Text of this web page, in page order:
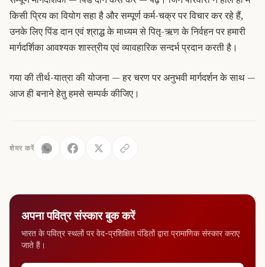
किसी प्रिय का वियोग सहा है और सम्पूर्ण कर्म-चक्र पर विचार कर रहे हैं,
उनके लिएपिंड दान एवं श्राद्ध के माध्यम से पितृ-ऋण के निर्वहनपर हमारी
मार्गदर्शिका आवश्यक शास्त्रीय एवं व्यावहारिक सन्दर्भ प्रदान करती है।
गया की तीर्थ-यात्रा की योजना — हर चरण पर अनुभवी मार्गदर्शन के साथ —
आज ही बनाने हेतु हमसे सम्पर्क कीजिए।
शेयर करें
अपना पवित्र संस्कार बुक करें
भारत के पवित्र स्थलों पर वेद-प्रशिक्षित पंडितों द्वारा प्रामाणिक संस्कार कराए
जाते हैं।